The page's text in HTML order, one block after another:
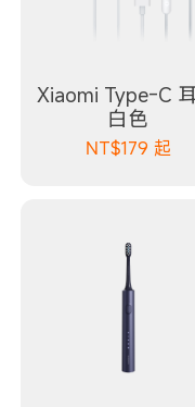
Xiaomi Type-C
白色
NT$179 起